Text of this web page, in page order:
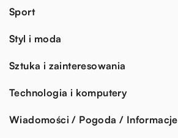
Sport
Styl i moda
Sztuka i zainteresowania
Technologia i komputery
Wiadomości / Pogoda / Informacje